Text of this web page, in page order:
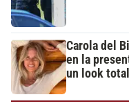
Carola del
en la
un look